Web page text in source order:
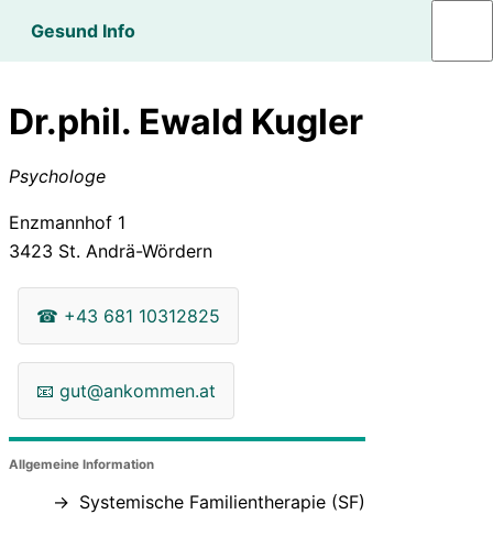
Gesund Info
Dr.phil. Ewald Kugler
Psychologe
Enzmannhof 1
3423 St. Andrä-Wördern
☎ +43 681 10312825
📧 gut@ankommen.at
Allgemeine Information
Systemische Familientherapie (SF)